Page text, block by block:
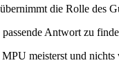
die Rolle des
Antwort zu
meisterst und nichts